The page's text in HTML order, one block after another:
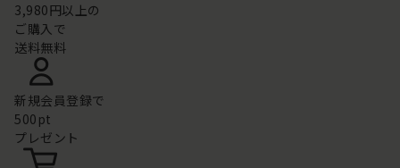
3,980円以上の
ご購入で
送料無料
新規会員登録で
500pt
プレゼント